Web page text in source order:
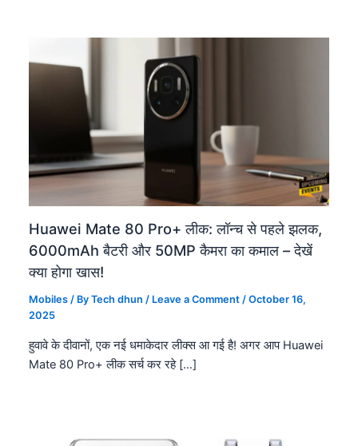
Huawei Mate 80 Pro+ लीक: लॉन्च से पहले झलक,
6000mAh बैटरी और 50MP कैमरा का कमाल – देखें
क्या होगा खास!
Mobiles / ByTech dhun / Leave a Comment /October 16,
2025
हुवावे के दीवानों, एक नई धमाकेदार लीक्स आ गई है! अगर आप Huawei
Mate 80 Pro+ लीक सर्च कर रहे […]